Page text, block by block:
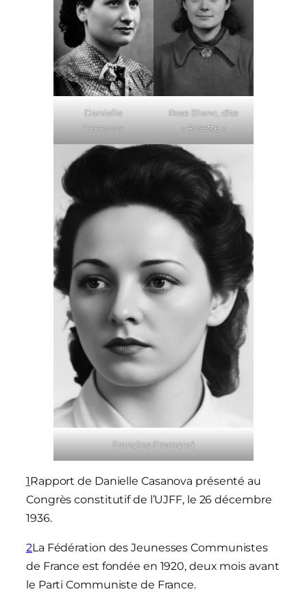
Danielle
Casanova
Rose Blanc, dite
« Rosette »
Francine Fromond
1Rapport de Danielle Casanova présenté au
Congrès constitutif de l’UJFF, le 26 décembre
1936.
2La Fédération des Jeunesses Communistes
de France est fondée en 1920, deux mois avant
le Parti Communiste de France.